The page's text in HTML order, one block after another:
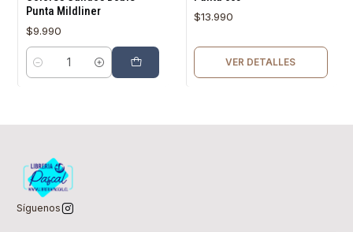
Punta Mildliner
$9.990
Cantidad
$13.990
VER DETALLES
Síguenos